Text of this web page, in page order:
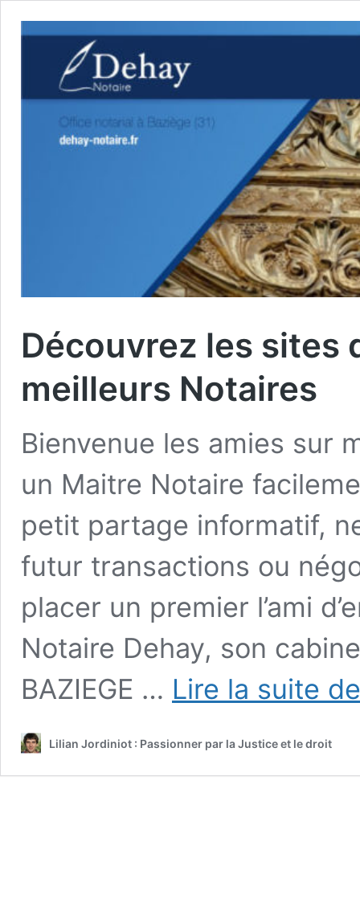
Découvrez les sites
meilleurs Notaires
Bienvenue les amies sur
un Maitre Notaire
petit partage informatif,
futur transactions ou
placer un premier l’ami
Notaire Dehay, son
BAZIEGE … Lire la suite de
Lilian Jordiniot : Passionner par la Justice et le droit